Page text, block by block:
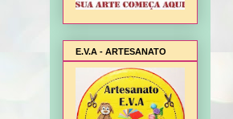
E.V.A - ARTESANATO